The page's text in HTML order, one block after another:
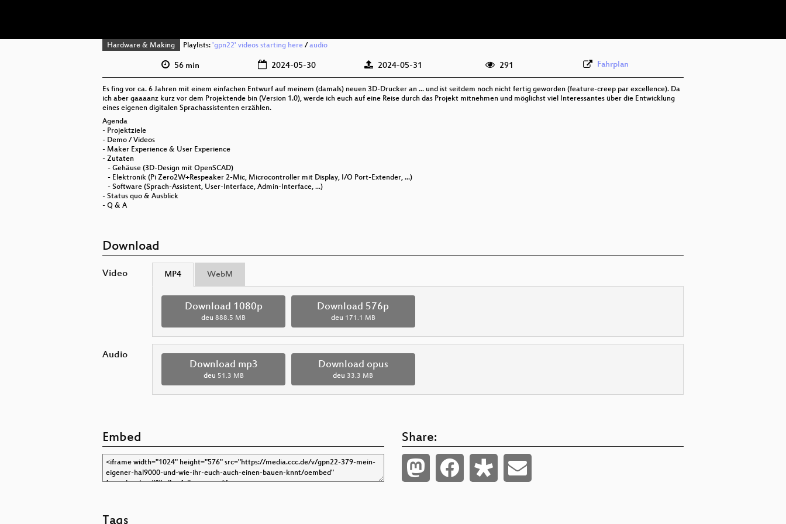
Hardware & Making Playlists: 'gpn22' videos starting here/ audio
56 min 2024-05-30 2024-05-31 291 Fahrplan
Es fing vor ca. 6 Jahren mit einem einfachen Entwurf auf meinem (damals) neuen 3D-Drucker an ... und ist seitdem noch nicht fertig geworden (feature-creep par excellence). Da
ich aber gaaaanz kurz vor dem Projektende bin (Version 1.0), werde ich euch auf eine Reise durch das Projekt mitnehmen und möglichst viel Interessantes über die Entwicklung
eines eigenen digitalen Sprachassistenten erzählen.
Agenda
- Projektziele
- Demo / Videos
- Maker Experience & User Experience
- Zutaten
- Gehäuse (3D-Design mit OpenSCAD)
- Elektronik (Pi Zero2W+Respeaker 2-Mic, Microcontroller mit Display, I/O Port-Extender, ...)
- Software (Sprach-Assistent, User-Interface, Admin-Interface, ...)
- Status quo & Ausblick
- Q & A
Download
Video MP4 WebM
Download 1080p
deu 888.5 MB
Download 576p
deu 171.1 MB
Audio
Download mp3
deu 51.3 MB
Download opus
deu 33.3 MB
Embed Share: